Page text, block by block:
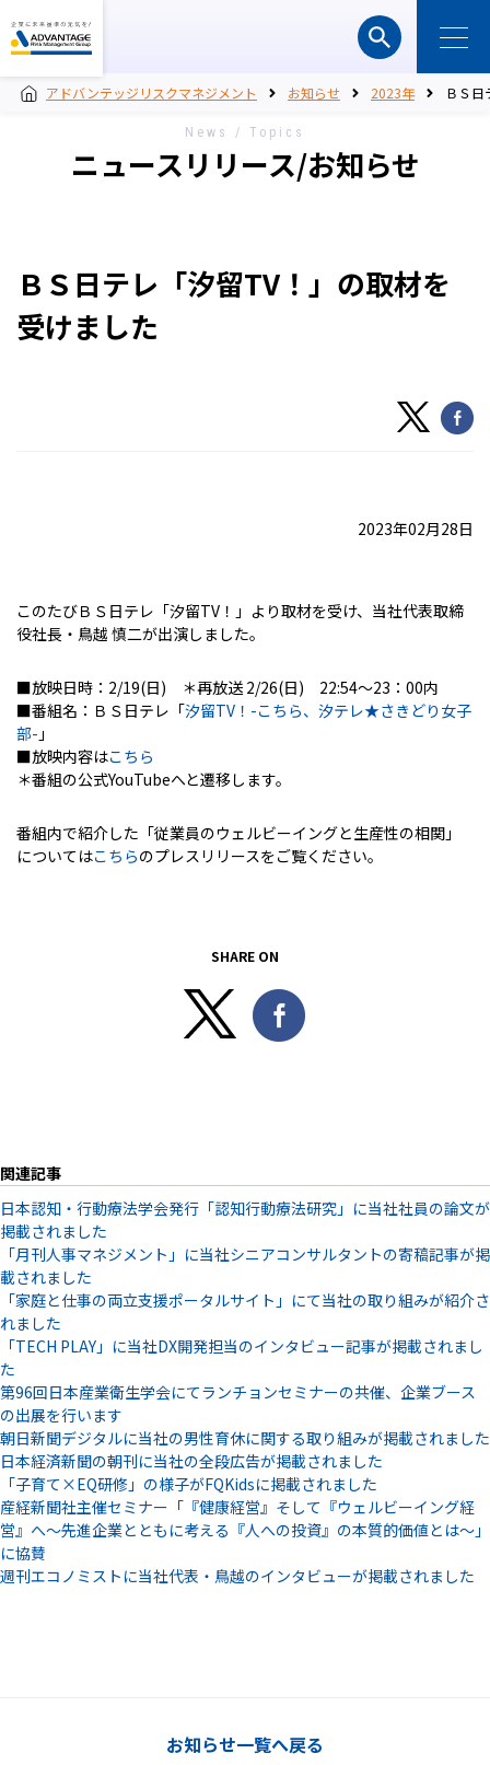
アドバンテッジリスクマネジメント お知らせ 2023年 ＢＳ日
News / Topics
ニュースリリース/お知らせ
ＢＳ日テレ「汐留TV！」の取材を
受けました
2023年02月28日
このたびＢＳ日テレ「汐留TV！」より取材を受け、当社代表取締
役社長・鳥越 慎二が出演しました。
■放映日時：2/19(日) ＊再放送 2/26(日) 22:54～23：00内
■番組名：ＢＳ日テレ「汐留TV！-こちら、汐テレ★さきどり女子
部- 」
■放映内容はこちら
＊番組の公式YouTubeへと遷移します。
番組内で紹介した「従業員のウェルビーイングと生産性の相関」
についてはこちらのプレスリリースをご覧ください。
SHARE ON
関連記事
日本認知・行動療法学会発行「認知行動療法研究」に当社社員の論文が
掲載されました
「月刊人事マネジメント」に当社シニアコンサルタントの寄稿記事が掲
載されました
「家庭と仕事の両立支援ポータルサイト」にて当社の取り組みが紹介さ
れました
「TECH PLAY」に当社DX開発担当のインタビュー記事が掲載されまし
た
第96回日本産業衛生学会にてランチョンセミナーの共催、企業ブース
の出展を行います
朝日新聞デジタルに当社の男性育休に関する取り組みが掲載されました
日本経済新聞の朝刊に当社の全段広告が掲載されました
「子育て×EQ研修」の様子がFQKidsに掲載されました
産経新聞社主催セミナー「『健康経営』そして『ウェルビーイング経
営』へ～先進企業とともに考える『人への投資』の本質的価値とは～」
に協賛
週刊エコノミストに当社代表・鳥越のインタビューが掲載されました
お知らせ一覧へ戻る